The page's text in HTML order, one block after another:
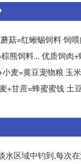
菇=红蜥蜴饲料 饲
熊饲料... 优质饲
麦=黄豆宠物粮 玉
+甘蔗=蜂蜜蜜饯
水区域中钓到,每次